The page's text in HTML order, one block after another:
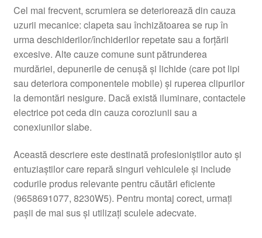
Cel mai frecvent, scrumiera se deteriorează din cauza
uzurii mecanice: clapeta sau închizătoarea se rup în
urma deschiderilor/închiderilor repetate sau a forțării
excesive. Alte cauze comune sunt pătrunderea
murdăriei, depunerile de cenușă și lichide (care pot lipi
sau deteriora componentele mobile) și ruperea clipurilor
la demontări nesigure. Dacă există iluminare, contactele
electrice pot ceda din cauza coroziunii sau a
conexiunilor slabe.
Această descriere este destinată profesioniștilor auto și
entuziaștilor care repară singuri vehiculele și include
codurile produs relevante pentru căutări eficiente
(9658691077, 8230W5). Pentru montaj corect, urmați
pașii de mai sus și utilizați sculele adecvate.